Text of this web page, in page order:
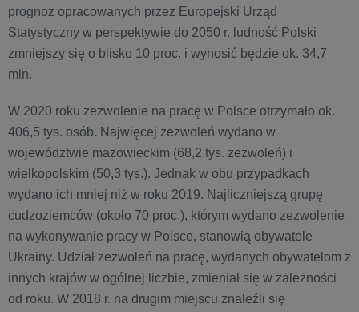
prognoz opracowanych przez Europejski Urząd
Statystyczny w perspektywie do 2050 r. ludność Polski
zmniejszy się o blisko 10 proc. i wynosić będzie ok. 34,7
mln.
W 2020 roku zezwolenie na pracę w Polsce otrzymało ok.
406,5 tys. osób. Najwięcej zezwoleń wydano w
województwie mazowieckim (68,2 tys. zezwoleń) i
wielkopolskim (50,3 tys.). Jednak w obu przypadkach
wydano ich mniej niż w roku 2019. Najliczniejszą grupę
cudzoziemców (około 70 proc.), którym wydano zezwolenie
na wykonywanie pracy w Polsce, stanowią obywatele
Ukrainy. Udział zezwoleń na pracę, wydanych obywatelom z
innych krajów w ogólnej liczbie, zmieniał się w zależności
od roku. W 2018 r. na drugim miejscu znaleźli się